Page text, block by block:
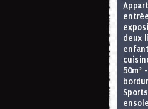
deux
50m²